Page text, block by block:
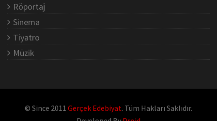
Röportaj
Sinema
Tiyatro
Müzik
© Since 2011 Gerçek Edebiyat. Tüm Hakları Saklıdır.